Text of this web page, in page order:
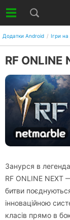
Додатки Android Ігри на
RF ONLINE
Занурся в
RF ONLINE NEXT
битви
інноваційною
класів прямо в